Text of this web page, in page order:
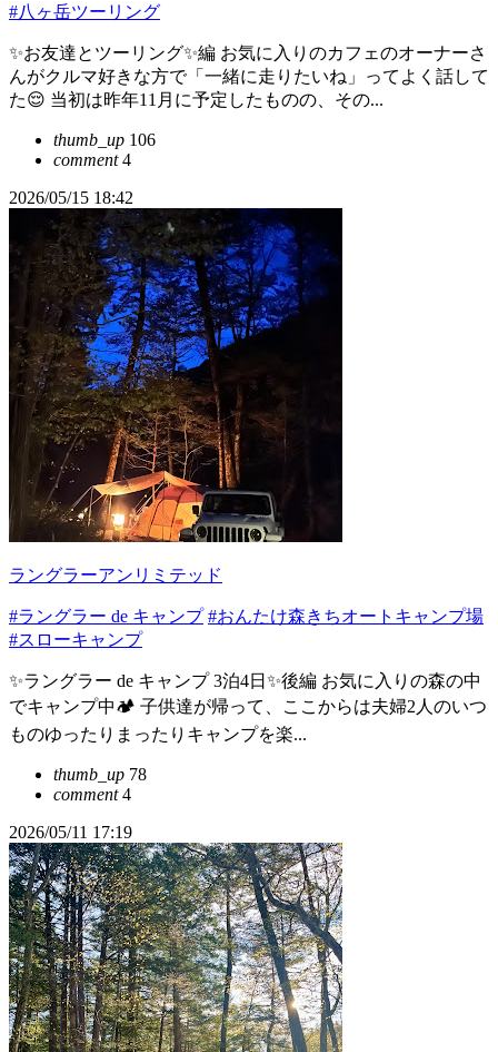
#八ヶ岳ツーリング
✨お友達とツーリング✨編 お気に入りのカフェのオーナーさ
んがクルマ好きな方で「一緒に走りたいね」ってよく話して
た😌 当初は昨年11月に予定したものの、その...
thumb_up 106
comment4
2026/05/15 18:42
ラングラーアンリミテッド
#ラングラー de キャンプ #おんたけ森きちオートキャンプ場
#スローキャンプ
✨ラングラー de キャンプ 3泊4日✨後編 お気に入りの森の中
でキャンプ中🏕️ 子供達が帰って、ここからは夫婦2人のいつ
ものゆったりまったりキャンプを楽...
thumb_up 78
comment4
2026/05/11 17:19